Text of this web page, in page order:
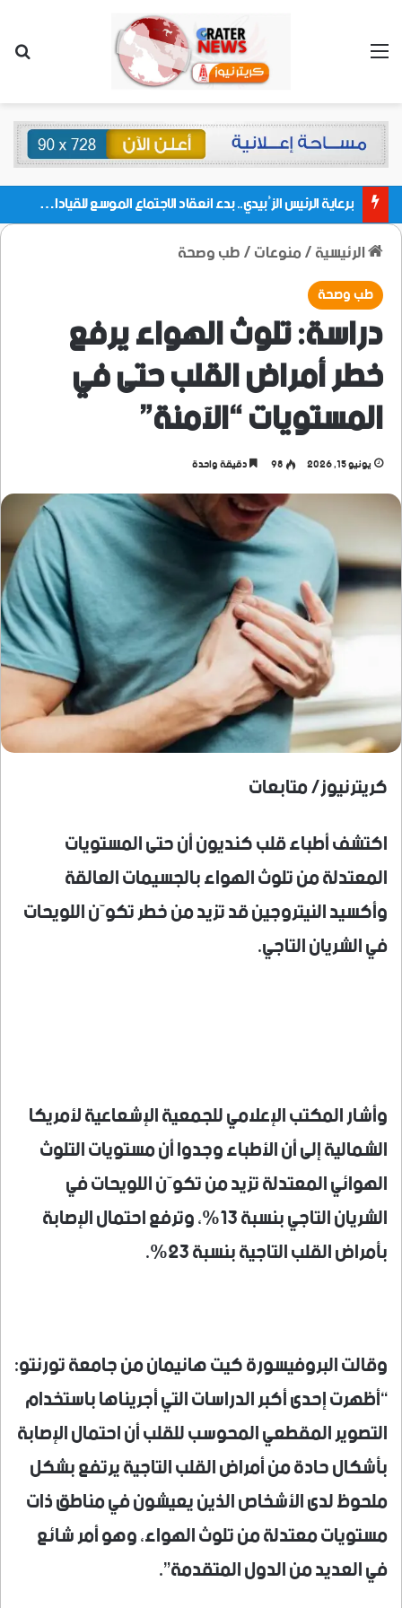
القائمة
برعاية الرئيس الزُبيدي.. بدء انعقاد الاجتماع الموسع للقيادات المحلية بالعاصمة ولمديريات وكتل مجلس العموم ومنسقيات الجامعة بالعاصمة عدن
الرئيسية/منوعات/طب وصحة
طب وصحة
دراسة: تلوث الهواء يرفع
خطر أمراض القلب حتى في
المستويات “الآمنة”
يونيو 15, 2026 98 دقيقة واحدة
كريترنيوز/ متابعات
اكتشف أطباء قلب كنديون أن حتى المستويات
المعتدلة من تلوث الهواء بالجسيمات العالقة
وأكسيد النيتروجين قد تزيد من خطر تكوّن اللويحات
في الشريان التاجي.
وأشار المكتب الإعلامي للجمعية الإشعاعية لأمريكا
الشمالية إلى أن الأطباء وجدوا أن مستويات التلوث
الهوائي المعتدلة تزيد من تكوّن اللويحات في
الشريان التاجي بنسبة 13%، وترفع احتمال الإصابة
بأمراض القلب التاجية بنسبة 23%.
وقالت البروفيسورة كيت هانيمان من جامعة تورنتو:
“أظهرت إحدى أكبر الدراسات التي أجريناها باستخدام
التصوير المقطعي المحوسب للقلب أن احتمال الإصابة
بأشكال حادة من أمراض القلب التاجية يرتفع بشكل
ملحوظ لدى الأشخاص الذين يعيشون في مناطق ذات
مستويات معتدلة من تلوث الهواء، وهو أمر شائع
في العديد من الدول المتقدمة”.